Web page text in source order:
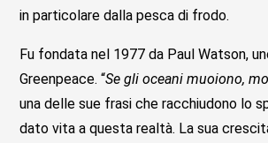
in particolare dalla pesca di frodo.
Fu fondata nel 1977 da Paul Watson,
Greenpeace. “Se gli oceani muoiono,
una delle sue frasi che racchiudono lo
dato vita a questa realtà. La sua